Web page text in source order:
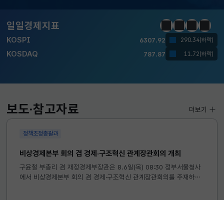
일일경제지표
KOSPI 6307.92 290.34(하락)
KOSDAQ 787.87 11.72(하락)
국고채(3년)
정지이전다음일일경
보도·참고자료
정책조정총괄과
비상경제본부 회의 겸 경제·구조혁신 관계장관회의 개최
구윤철 부총리 겸 재정경제부장관은 8.6일(목) 08:30 정부서울청사
에서 비상경제본부 회의 겸 경제·구조혁신 관계장관회의를 주재하였
더보기